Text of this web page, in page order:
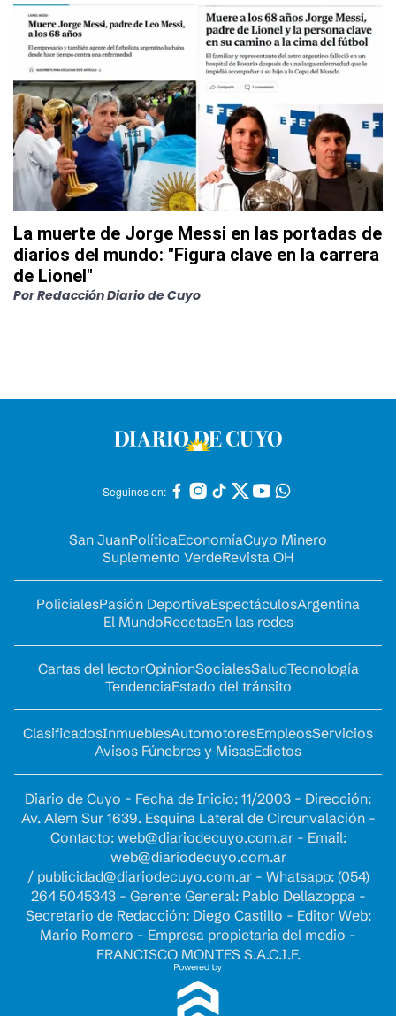
La muerte de Jorge Messi en las portadas de
diarios del mundo: "Figura clave en la carrera
de Lionel"
PorRedacción Diario de Cuyo
Seguinos en:
San JuanPolíticaEconomíaCuyo Minero
Suplemento VerdeRevista OH
PolicialesPasión DeportivaEspectáculosArgentina
El MundoRecetasEn las redes
Cartas del lectorOpinionSocialesSaludTecnología
TendenciaEstado del tránsito
ClasificadosInmueblesAutomotoresEmpleosServicios
Avisos Fúnebres y MisasEdictos
Diario de Cuyo - Fecha de Inicio: 11/2003 - Dirección:
Av. Alem Sur 1639. Esquina Lateral de Circunvalación -
Contacto: web@diariodecuyo.com.ar- Email:
web@diariodecuyo.com.ar
/ publicidad@diariodecuyo.com.ar- Whatsapp: (054)
264 5045343 - Gerente General: Pablo Dellazoppa -
Secretario de Redacción: Diego Castillo - Editor Web:
Mario Romero - Empresa propietaria del medio -
FRANCISCO MONTES S.A.C.I.F.